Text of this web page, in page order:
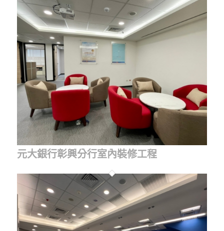
元大銀行彰興分行室內裝修工程